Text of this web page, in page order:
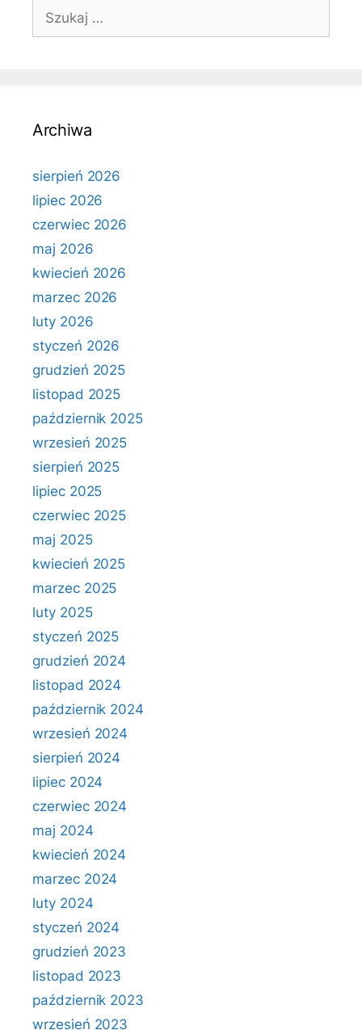
Szukaj:
Archiwa
sierpień 2026
lipiec 2026
czerwiec 2026
maj 2026
kwiecień 2026
marzec 2026
luty 2026
styczeń 2026
grudzień 2025
listopad 2025
październik 2025
wrzesień 2025
sierpień 2025
lipiec 2025
czerwiec 2025
maj 2025
kwiecień 2025
marzec 2025
luty 2025
styczeń 2025
grudzień 2024
listopad 2024
październik 2024
wrzesień 2024
sierpień 2024
lipiec 2024
czerwiec 2024
maj 2024
kwiecień 2024
marzec 2024
luty 2024
styczeń 2024
grudzień 2023
listopad 2023
październik 2023
wrzesień 2023